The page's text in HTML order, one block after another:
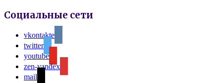
Социальные сети
vkontakte
twitter
youtube
zen-yandex
mail